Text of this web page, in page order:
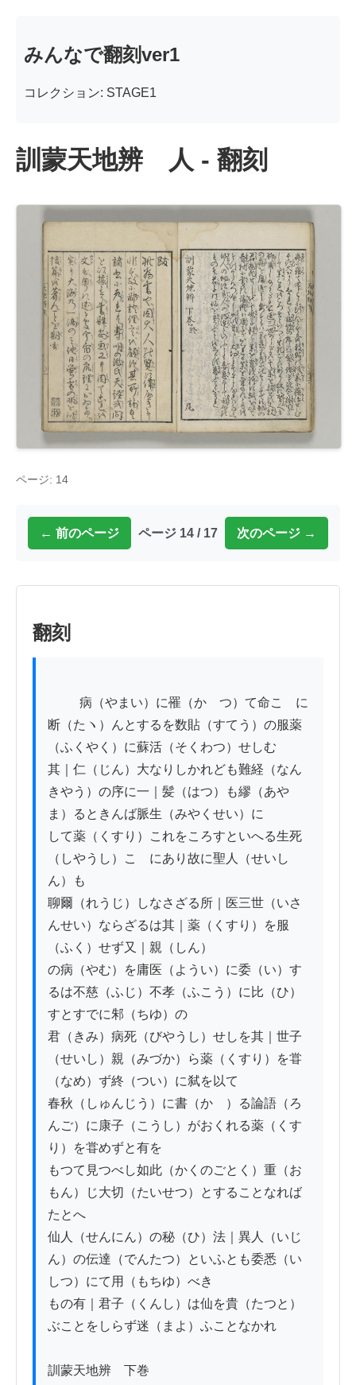
みんなで翻刻ver1
コレクション: STAGE1
訓蒙天地辨 人 - 翻刻
ページ: 14
← 前のページ ページ 14 / 17 次のページ →
翻刻
断（たヽ）んとするを数貼（すてう）の服薬
（ふくやく）に蘇活（そくわつ）せしむ
其｜仁（じん）大なりしかれども難経（なん
きやう）の序に一｜髪（はつ）も繆（あや
ま）るときんば脈生（みやくせい）に
して薬（くすり）これをころすといへる生死
（しやうし）こゝにあり故に聖人（せいし
ん）も
聊爾（れうじ）しなさざる所｜医三世（いさ
んせい）ならざるは其｜薬（くすり）を服
（ふく）せず又｜親（しん）
の病（やむ）を庸医（ようい）に委（い）す
るは不慈（ふじ）不孝（ふこう）に比（ひ）
すとすでに邾（ちゆ）の
君（きみ）病死（びやうし）せしを其｜世子
（せいし）親（みづか）ら薬（くすり）を甞
（なめ）ず終（つい）に弑を以て
春秋（しゅんじう）に書（かゝ）る論語（ろ
んご）に康子（こうし）がおくれる薬（くす
り）を甞めずと有を
もつて見つべし如此（かくのごとく）重（お
もん）じ大切（たいせつ）とすることなれば
たとへ
仙人（せんにん）の秘（ひ）法｜異人（いじ
ん）の伝達（でんたつ）といふとも委悉（い
しつ）にて用（もちゆ）べき
もの有｜君子（くんし）は仙を貴（たつと）
ぶことをしらず迷（まよ）ふことなかれ
訓蒙天地辨　下巻